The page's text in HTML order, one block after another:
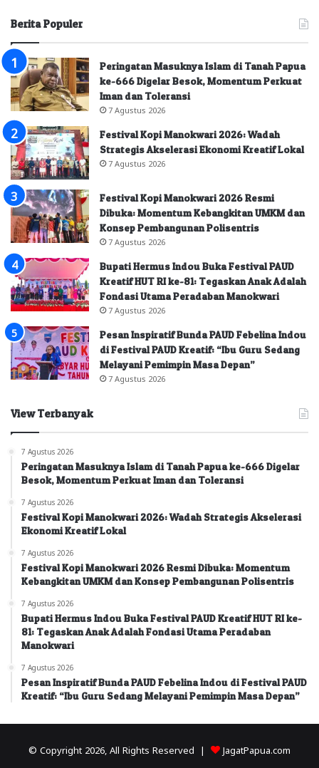
Berita Populer
Peringatan Masuknya Islam di Tanah Papua
ke-666 Digelar Besok, Momentum Perkuat
Iman dan Toleransi
7 Agustus 2026
Festival Kopi Manokwari 2026: Wadah
Strategis Akselerasi Ekonomi Kreatif Lokal
7 Agustus 2026
Festival Kopi Manokwari 2026 Resmi
Dibuka: Momentum Kebangkitan UMKM dan
Konsep Pembangunan Polisentris
7 Agustus 2026
Bupati Hermus Indou Buka Festival PAUD
Kreatif HUT RI ke-81: Tegaskan Anak Adalah
Fondasi Utama Peradaban Manokwari
7 Agustus 2026
Pesan Inspiratif Bunda PAUD Febelina Indou
di Festival PAUD Kreatif: “Ibu Guru Sedang
Melayani Pemimpin Masa Depan”
7 Agustus 2026
View Terbanyak
7 Agustus 2026
Peringatan Masuknya Islam di Tanah Papua ke-666 Digelar
Besok, Momentum Perkuat Iman dan Toleransi
7 Agustus 2026
Festival Kopi Manokwari 2026: Wadah Strategis Akselerasi
Ekonomi Kreatif Lokal
7 Agustus 2026
Festival Kopi Manokwari 2026 Resmi Dibuka: Momentum
Kebangkitan UMKM dan Konsep Pembangunan Polisentris
7 Agustus 2026
Bupati Hermus Indou Buka Festival PAUD Kreatif HUT RI ke-
81: Tegaskan Anak Adalah Fondasi Utama Peradaban
Manokwari
7 Agustus 2026
Pesan Inspiratif Bunda PAUD Febelina Indou di Festival PAUD
Kreatif: “Ibu Guru Sedang Melayani Pemimpin Masa Depan”
© Copyright 2026, All Rights Reserved | JagatPapua.com